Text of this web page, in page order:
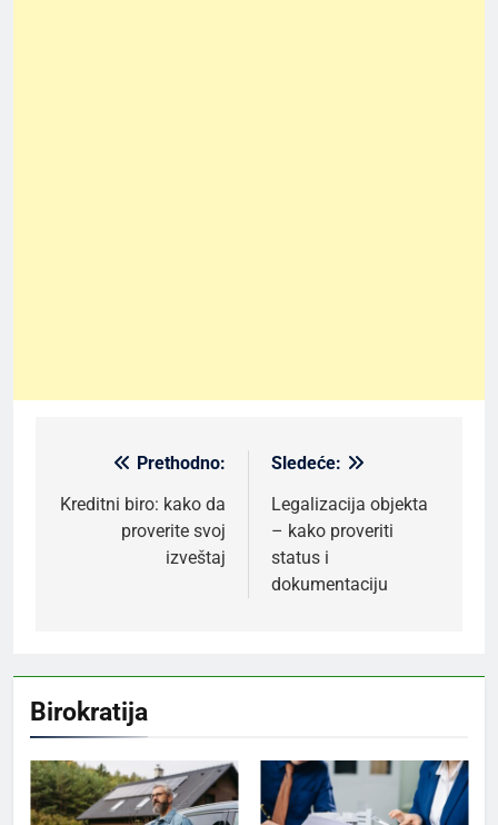
Kretanje
članka
Prethodno:
Kreditni biro: kako da
proverite svoj
izveštaj
Sledeće:
Legalizacija objekta
– kako proveriti
status i
dokumentaciju
Birokratija